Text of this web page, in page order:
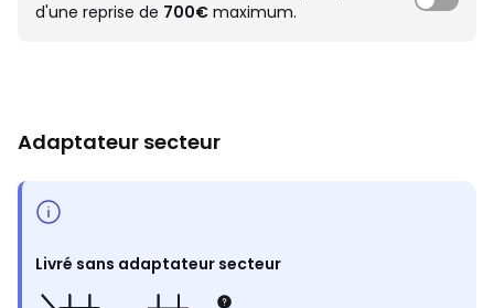
d'une reprise de 700€ maximum.
Adaptateur secteur
Livré sans adaptateur secteur